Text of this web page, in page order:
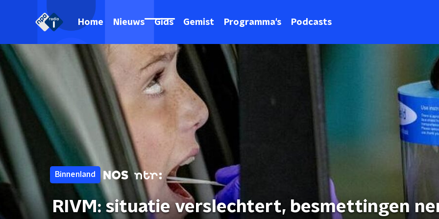
Home Nieuws Gids Gemist Programma's Podcasts
Binnenland
RIVM: situatie verslechtert, besmettingen